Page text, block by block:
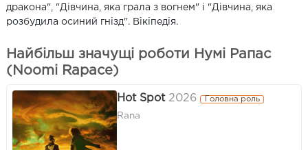
дракона", "Дівчина, яка грала з вогнем" і "Дівчина, яка
розбудила осиний гнізд". Вікіпедія.
Найбільш значущі роботи Нумі Рапас
(Noomi Rapace)
Hot Spot 2026 Головна роль
Rana